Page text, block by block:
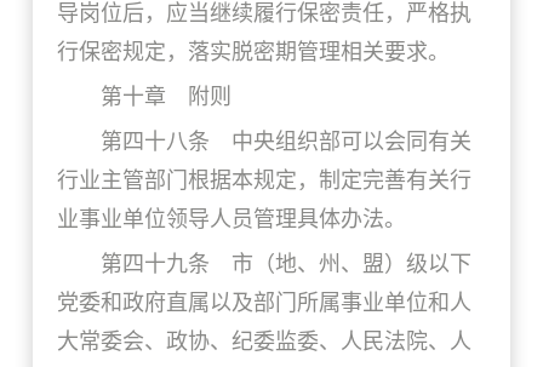
导岗位后，应当继续履行保密责任，严格执
行保密规定，落实脱密期管理相关要求。
第十章 附则
第四十八条 中央组织部可以会同有关
行业主管部门根据本规定，制定完善有关行
业事业单位领导人员管理具体办法。
第四十九条 市（地、州、盟）级以下
党委和政府直属以及部门所属事业单位和人
大常委会、政协、纪委监委、人民法院、人